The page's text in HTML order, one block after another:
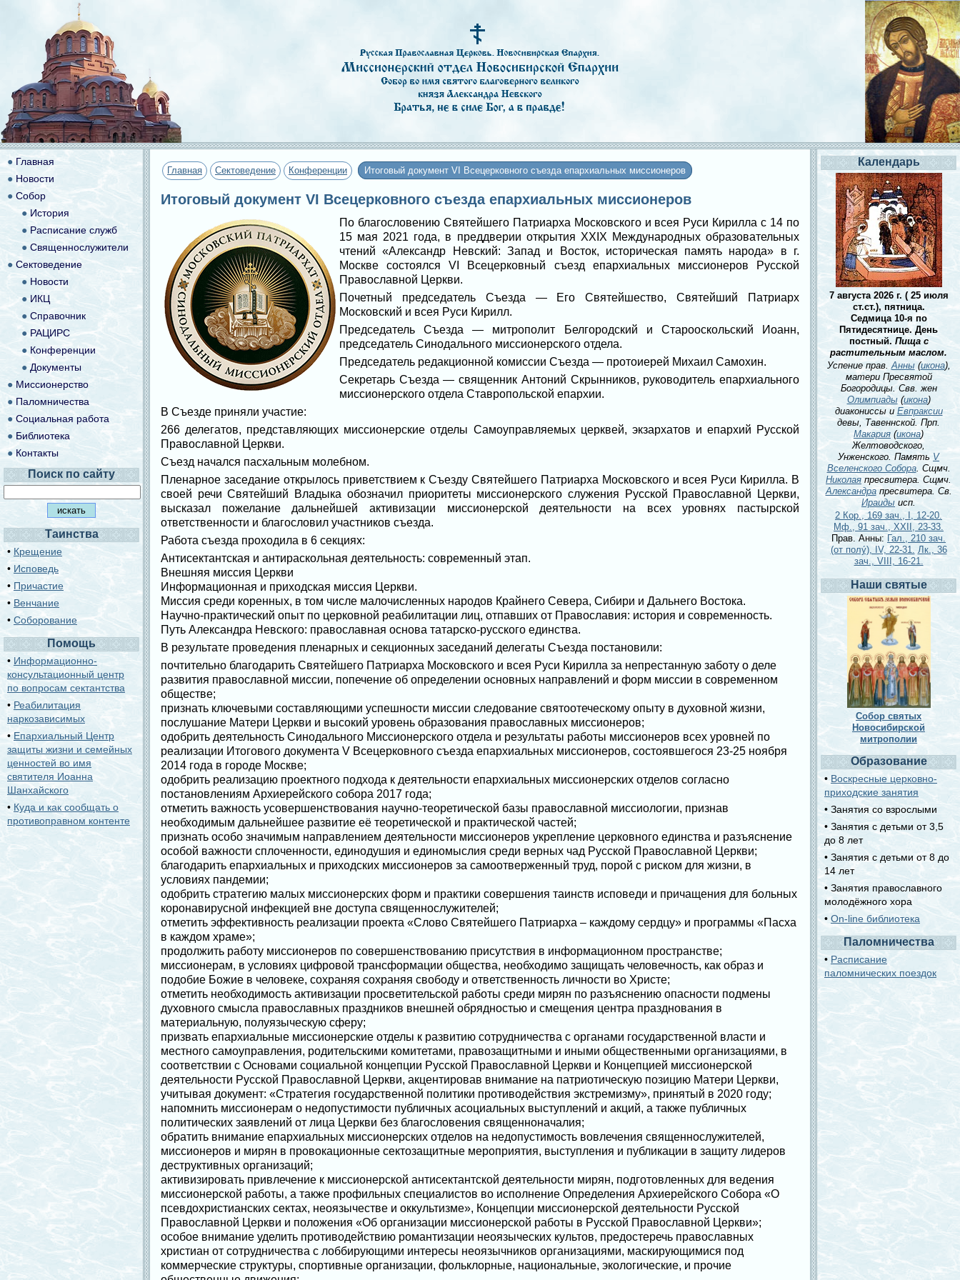
Главная Сектоведение Конференции Итоговый документ VI Всецерковного съезда епархиальных миссионеров
Итоговый документ VI Всецерковного съезда епархиальных миссионеров
По благословению Святейшего Патриарха Московского и всея Руси Кирилла с 14 по
15 мая 2021 года, в преддверии открытия XXIX Международных образовательных
чтений «Александр Невский: Запад и Восток, историческая память народа» в г.
Москве состоялся VI Всецерковный съезд епархиальных миссионеров Русской
Православной Церкви.
Почетный председатель Съезда — Его Святейшество, Святейший Патриарх
Московский и всея Руси Кирилл.
Председатель Съезда — митрополит Белгородский и Старооскольский Иоанн,
председатель Синодального миссионерского отдела.
Председатель редакционной комиссии Съезда — протоиерей Михаил Самохин.
Секретарь Съезда — священник Антоний Скрынников, руководитель епархиального
миссионерского отдела Ставропольской епархии.
В Съезде приняли участие:
266 делегатов, представляющих миссионерские отделы Самоуправляемых церквей, экзархатов и епархий Русской
Православной Церкви.
Съезд начался пасхальным молебном.
Пленарное заседание открылось приветствием к Съезду Святейшего Патриарха Московского и всея Руси Кирилла. В
своей речи Святейший Владыка обозначил приоритеты миссионерского служения Русской Православной Церкви,
высказал пожелание дальнейшей активизации миссионерской деятельности на всех уровнях пастырской
ответственности и благословил участников съезда.
Работа съезда проходила в 6 секциях:
Антисектантская и антираскольная деятельность: современный этап.
Внешняя миссия Церкви
Информационная и приходская миссия Церкви.
Миссия среди коренных, в том числе малочисленных народов Крайнего Севера, Сибири и Дальнего Востока.
Научно-практический опыт по церковной реабилитации лиц, отпавших от Православия: история и современность.
Путь Александра Невского: православная основа татарско-русского единства.
В результате проведения пленарных и секционных заседаний делегаты Съезда постановили:
почтительно благодарить Святейшего Патриарха Московского и всея Руси Кирилла за непрестанную заботу о деле
развития православной миссии, попечение об определении основных направлений и форм миссии в современном
обществе;
признать ключевыми составляющими успешности миссии следование святоотеческому опыту в духовной жизни,
послушание Матери Церкви и высокий уровень образования православных миссионеров;
одобрить деятельность Синодального Миссионерского отдела и результаты работы миссионеров всех уровней по
реализации Итогового документа V Всецерковного съезда епархиальных миссионеров, состоявшегося 23-25 ноября
2014 года в городе Москве;
одобрить реализацию проектного подхода к деятельности епархиальных миссионерских отделов согласно
постановлениям Архиерейского собора 2017 года;
отметить важность усовершенствования научно-теоретической базы православной миссиологии, признав
необходимым дальнейшее развитие её теоретической и практической частей;
признать особо значимым направлением деятельности миссионеров укрепление церковного единства и разъяснение
особой важности сплоченности, единодушия и единомыслия среди верных чад Русской Православной Церкви;
благодарить епархиальных и приходских миссионеров за самоотверженный труд, порой с риском для жизни, в
условиях пандемии;
одобрить стратегию малых миссионерских форм и практики совершения таинств исповеди и причащения для больных
коронавирусной инфекцией вне доступа священнослужителей;
отметить эффективность реализации проекта «Слово Святейшего Патриарха – каждому сердцу» и программы «Пасха
в каждом храме»;
продолжить работу миссионеров по совершенствованию присутствия в информационном пространстве;
миссионерам, в условиях цифровой трансформации общества, необходимо защищать человечность, как образ и
подобие Божие в человеке, сохраняя сохраняя свободу и ответственность личности во Христе;
отметить необходимость активизации просветительской работы среди мирян по разъяснению опасности подмены
духовного смысла православных праздников внешней обрядностью и смещения центра празднования в
материальную, полуязыческую сферу;
призвать епархиальные миссионерские отделы к развитию сотрудничества с органами государственной власти и
местного самоуправления, родительскими комитетами, правозащитными и иными общественными организациями, в
соответствии с Основами социальной концепции Русской Православной Церкви и Концепцией миссионерской
деятельности Русской Православной Церкви, акцентировав внимание на патриотическую позицию Матери Церкви,
учитывая документ: «Стратегия государственной политики противодействия экстремизму», принятый в 2020 году;
напомнить миссионерам о недопустимости публичных асоциальных выступлений и акций, а также публичных
политических заявлений от лица Церкви без благословения священноначалия;
обратить внимание епархиальных миссионерских отделов на недопустимость вовлечения священнослужителей,
миссионеров и мирян в провокационные сектозащитные мероприятия, выступления и публикации в защиту лидеров
деструктивных организаций;
активизировать привлечение к миссионерской антисектантской деятельности мирян, подготовленных для ведения
миссионерской работы, а также профильных специалистов во исполнение Определения Архиерейского Собора «О
псевдохристианских сектах, неоязычестве и оккультизме», Концепции миссионерской деятельности Русской
Православной Церкви и положения «Об организации миссионерской работы в Русской Православной Церкви»;
особое внимание уделить противодействию романтизации неоязыческих культов, предостеречь православных
христиан от сотрудничества с лоббирующими интересы неоязычников организациями, маскирующимися под
коммерческие структуры, спортивные организации, фольклорные, национальные, экологические, и прочие
● Главная
● Новости
● Собор
● История
● Расписание служб
● Священнослужители
● Сектоведение
● Новости
●ИКЦ
● Справочник
● РАЦИРС
● Конференции
● Документы
●Миссионерство
● Паломничества
●Социальная работа
● Библиотека
● Контакты
Поиск по сайту
Таинства
• Крещение
• Исповедь
• Причастие
• Венчание
• Соборование
Помощь
• Информационно-
консультационный центр
по вопросам сектантства
•Реабилитация
наркозависимых
•Епархиальный Центр
защиты жизни и семейных
ценностей во имя
святителя Иоанна
Шанхайского
• Куда и как сообщать о
противоправном контенте
Календарь
7 августа 2026 г. ( 25 июля
ст.ст.), пятница.
Седмица 10-я по
Пятидесятнице. День
постный. Пища с
растительным маслом.
Успение прав.Анны(икона),
матери Пресвятой
Богородицы. Свв. жен
Олимпиады(икона)
диакониссы и Евпраксии
девы, Тавеннской. Прп.
Макария (икона)
Желтоводского,
Унженского. Память V
Вселенского Собора. Сщмч.
Николая пресвитера. Сщмч.
Александрапресвитера. Св.
Ираиды исп.
2 Кор., 169 зач., I, 12-20.
Мф., 91 зач., XXII, 23-33.
Прав. Анны: Гал., 210 зач.
(от полу́), IV, 22-31. Лк., 36
зач., VIII, 16-21.
Наши святые
Собор святых
Новосибирской
митрополии
Образование
• Воскресные церковно-
приходские занятия
• Занятия со взрослыми
• Занятия с детьми от 3,5
до 8 лет
• Занятия с детьми от 8 до
14 лет
• Занятия православного
молодёжного хора
• On-line библиотека
Паломничества
• Расписание
паломнических поездок